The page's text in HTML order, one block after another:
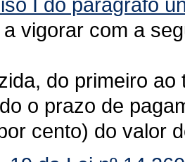
vigorar com a
do primeiro
o prazo de
cento) do valor